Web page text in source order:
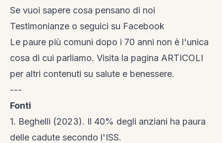
Se vuoi sapere cosa pensano di noi
Testimonianze o seguici su Facebook
Le paure più comuni dopo i 70 anni non è l'unica
cosa di cui parliamo. Visita la pagina ARTICOLI
per altri contenuti su salute e benessere.
---
Fonti
1. Beghelli (2023). Il 40% degli anziani ha paura
delle cadute secondo l'ISS.